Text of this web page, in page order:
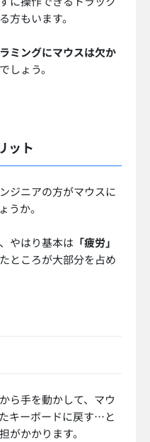
方もいます。
ミングにマウスは欠か
しょう。
ット
ジニアの方がマウスに
うか。
やはり基本は 「疲労」
ところが大部分を占め
ら手を動かして、マウ
キーボードに戻す…と
がかかります。